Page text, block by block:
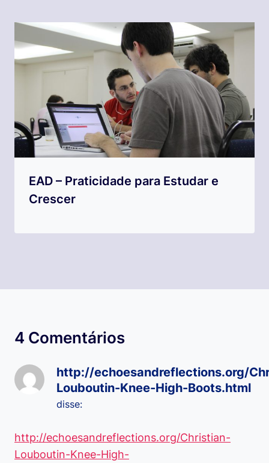
EAD – Praticidade para Estudar e
Crescer
4 Comentários
http://echoesandreflections.org/
Louboutin-Knee-High-Boots.html
disse:
http://echoesandreflections.org/Christian-
Louboutin-Knee-High-